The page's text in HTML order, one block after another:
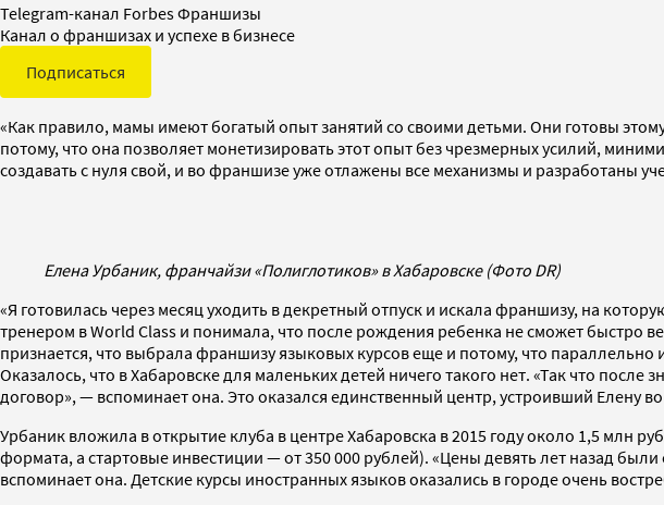
Telegram-канал Forbes Франшизы
Канал о франшизах и успехе в бизнесе
Подписаться
«Как правило, мамы имеют богатый опыт занятий со своими детьми. Они готовы
потому, что она позволяет монетизировать этот опыт без чрезмерных усилий,
создавать с нуля свой, и во франшизе уже отлажены все механизмы и разработаны
Елена Урбаник, франчайзи «Полиглотиков» в Хабаровске (Фото DR)
«Я готовилась через месяц уходить в декретный отпуск и искала франшизу, на
тренером в World Class и понимала, что после рождения ребенка не сможет быстро
признается, что выбрала франшизу языковых курсов еще и потому, что
Оказалось, что в Хабаровске для маленьких детей ничего такого нет. «Так что
договор», — вспоминает она. Это оказался единственный центр, устроивший Елену
Урбаник вложила в открытие клуба в центре Хабаровска в 2015 году около 1,5 млн
формата, а стартовые инвестиции — от 350 000 рублей). «Цены девять лет назад
вспоминает она. Детские курсы иностранных языков оказались в городе очень